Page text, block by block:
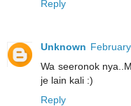
Reply
Unknown
Wa seeronok
je lain kali :)
Reply